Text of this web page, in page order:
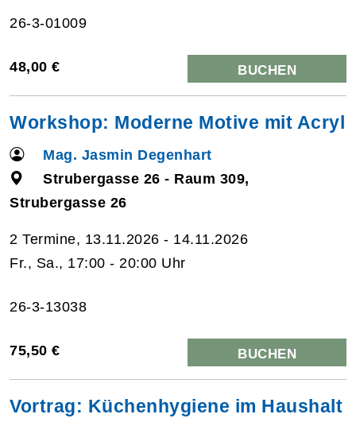
26-3-01009
48,00 € BUCHEN
Workshop: Moderne Motive mit Acryl
Mag. Jasmin Degenhart
Strubergasse 26 - Raum 309,
Strubergasse 26
2 Termine, 13.11.2026 - 14.11.2026
Fr., Sa., 17:00 - 20:00 Uhr
26-3-13038
75,50 € BUCHEN
Vortrag: Küchenhygiene im Haushalt